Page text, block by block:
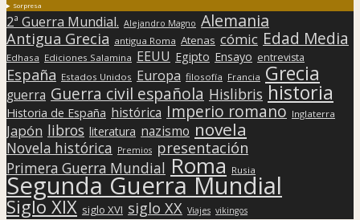
Sorpresa
2ª Guerra Mundial. Alejandro Magno Alemania
Antigua Grecia antigua Roma Atenas cómic Edad Media
Edhasa Ediciones Salamina EEUU Egipto Ensayo entrevista
España Estados Unidos Europa filosofía Francia Grecia
guerra Guerra civil española Hislibris historia
Historia de España histórica Imperio romano Inglaterra
Japón libros literatura nazismo novela
Novela histórica Premios presentación
Primera Guerra Mundial Roma Rusia
Segunda Guerra Mundial
Siglo XIX siglo XVI siglo XX Viajes vikingos